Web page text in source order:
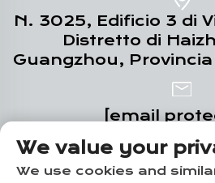
N. 3025, Edificio 3 di
Distretto di
Guangzhou,
[email
+86-
We value your
We use cookies and